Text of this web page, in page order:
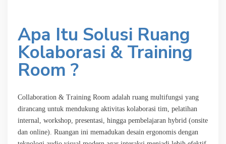
Apa Itu Solusi Ruang
Kolaborasi & Training
Room ?
Collaboration & Training Room adalah ruang multifungsi yang
dirancang untuk mendukung aktivitas kolaborasi tim, pelatihan
internal, workshop, presentasi, hingga pembelajaran hybrid (onsite
dan online). Ruangan ini memadukan desain ergonomis dengan